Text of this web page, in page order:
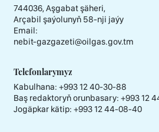
744036, Aşgabat şäheri,
Arçabil şaýolunyň 58-nji jaýy
Email:
nebit-gazgazeti@oilgas.gov.tm
Telefonlarymyz
Kabulhana: +993 12 40-30-88
Baş redaktoryň orunbasary: +993 12
Jogäpkar kätip: +993 12 44-08-40